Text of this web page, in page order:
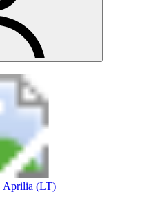
Aprilia (LT)